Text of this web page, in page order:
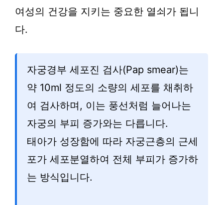
여성의 건강을 지키는 중요한 열쇠가 됩니
다.
자궁경부 세포진 검사(Pap smear)는
약 10ml 정도의 소량의 세포를 채취하
여 검사하며, 이는 풍선처럼 늘어나는
자궁의 부피 증가와는 다릅니다.
태아가 성장함에 따라 자궁근층의 근세
포가 세포분열하여 전체 부피가 증가하
는 방식입니다.